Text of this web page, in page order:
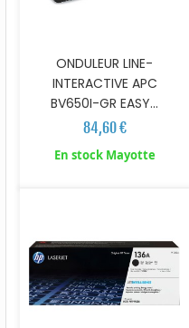
ONDULEUR LINE-
INTERACTIVE APC
BV650I-GR EASY...
84,60 €
En stock Mayotte